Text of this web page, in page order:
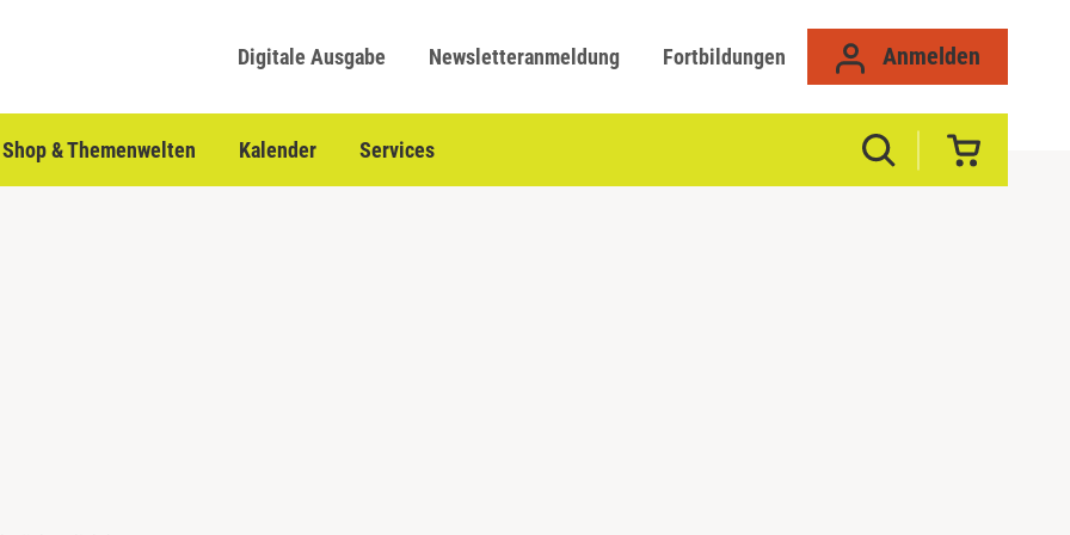
Digitale Ausgabe Newsletteranmeldung Fortbildungen Anmelden
Shop & Themenwelten Kalender Services